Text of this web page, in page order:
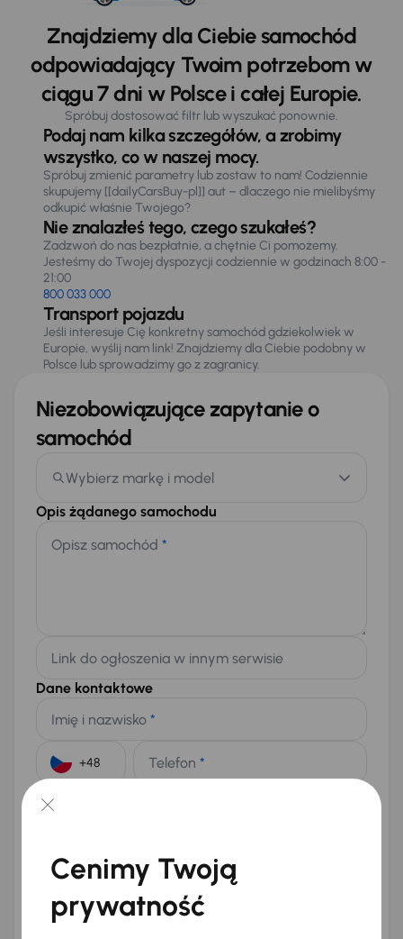
Znajdziemy dla Ciebie samochód
odpowiadający Twoim potrzebom w
ciągu 7 dni w Polsce i całej Europie.
Spróbuj dostosować filtr lub wyszukać ponownie.
Podaj nam kilka szczegółów, a zrobimy
wszystko, co w naszej mocy.
Spróbuj zmienić parametry lub zostaw to nam! Codziennie
skupujemy [[dailyCarsBuy-pl]] aut – dlaczego nie mielibyśmy
odkupić właśnie Twojego?
Nie znalazłeś tego, czego szukałeś?
Zadzwoń do nas bezpłatnie, a chętnie Ci pomożemy.
Jesteśmy do Twojej dyspozycji codziennie w godzinach 8:00 -
21:00
800 033 000
Transport pojazdu
Jeśli interesuje Cię konkretny samochód gdziekolwiek w
Europie, wyślij nam link! Znajdziemy dla Ciebie podobny w
Polsce lub sprowadzimy go z zagranicy.
Niezobowiązujące zapytanie o
samochód
Wybierz markę i model
Opis żądanego samochodu
Opisz samochód *
Link do ogłoszenia w innym serwisie
Dane kontaktowe
Imię i nazwisko *
Telefon *
E-mail
Na numer telefonu (opcjonalnie)
Wyślij zapytanie
Cenimy Twoją
prywatność